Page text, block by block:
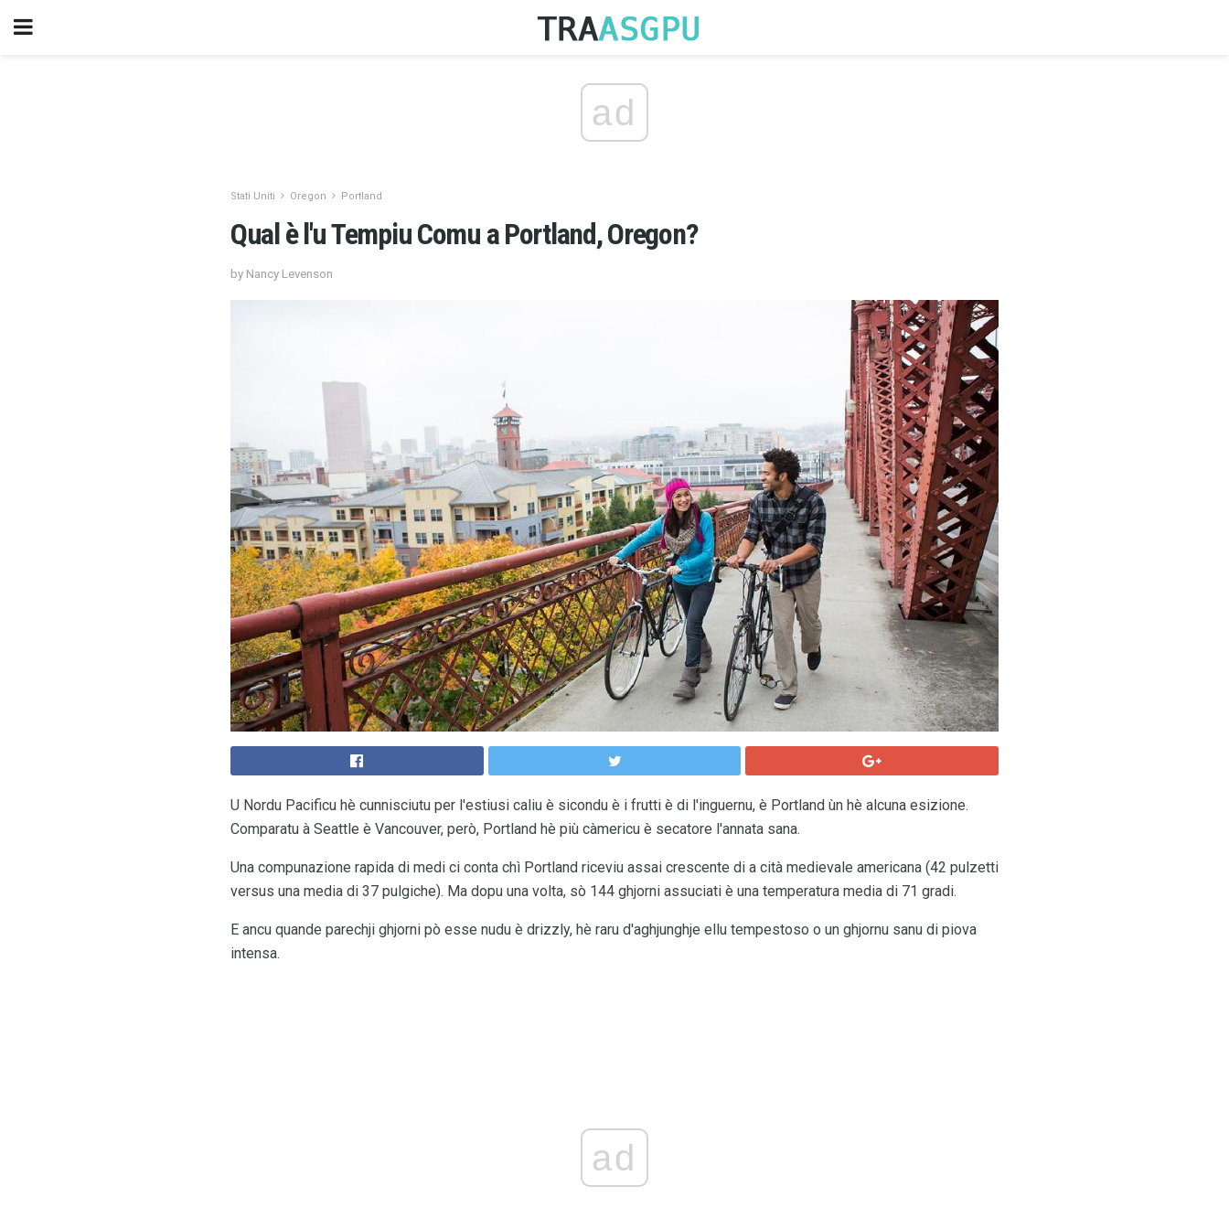
ad
Stati Uniti Oregon Portland
Qual è l'u Tempiu Comu a Portland, Oregon?
by Nancy Levenson
U Nordu Pacificu hè cunnisciutu per l'estiusi caliu è sicondu è i frutti è di l'inguernu, è Portland ùn hè alcuna esizione.
Comparatu à Seattle è Vancouver, però, Portland hè più càmericu è secatore l'annata sana.
Una compunazione rapida di medi ci conta chì Portland riceviu assai crescente di a cità medievale americana (42 pulzetti
versus una media di 37 pulgiche). Ma dopu una volta, sò 144 ghjorni assuciati è una temperatura media di 71 gradi.
E ancu quande parechji ghjorni pò esse nudu è drizzly, hè raru d'aghjunghje ellu tempestoso o un ghjornu sanu di piova
intensa.
ad